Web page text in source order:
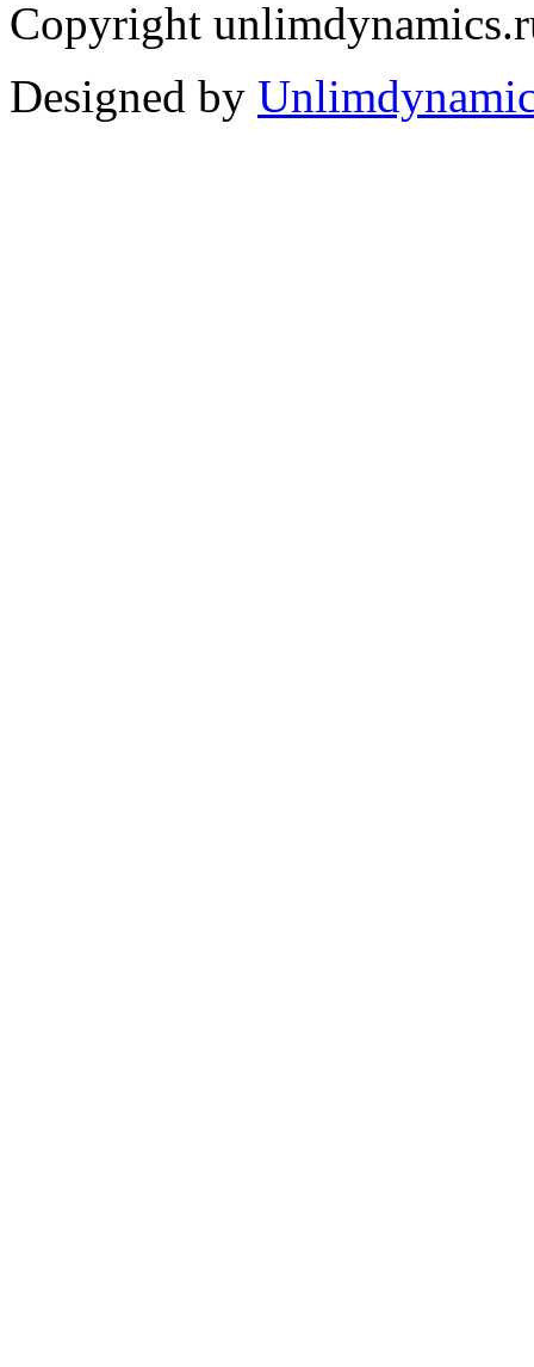
Copyright
Designed by